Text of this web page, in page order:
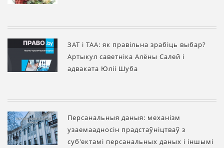
ЗАТ і ТАА: як правільна зрабіць выбар?
Артыкул саветніка Алёны Салей і
адваката Юліі Шуба
Персанальныя даныя: механізм
узаемаадносін прадстаўніцтваў з
суб'ектамі персанальных даных і іншымі